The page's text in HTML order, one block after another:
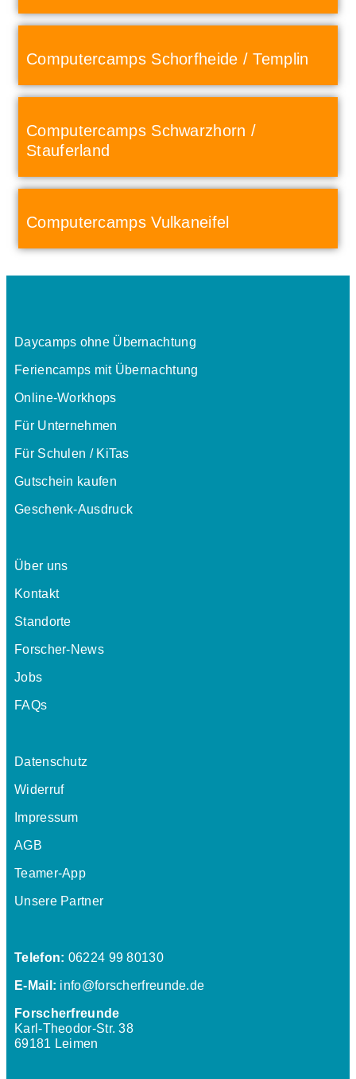
Computercamps Schorfheide / Templin
Computercamps Schwarzhorn /
Stauferland
Computercamps Vulkaneifel
Daycamps ohne Übernachtung
Feriencamps mit Übernachtung
Online-Workhops
Für Unternehmen
Für Schulen / KiTas
Gutschein kaufen
Geschenk-Ausdruck
Über uns
Kontakt
Standorte
Forscher-News
Jobs
FAQs
Datenschutz
Widerruf
Impressum
AGB
Teamer-App
Unsere Partner
Telefon: 06224 99 80130
E-Mail: info@forscherfreunde.de
Forscherfreunde
Karl-Theodor-Str. 38
69181 Leimen